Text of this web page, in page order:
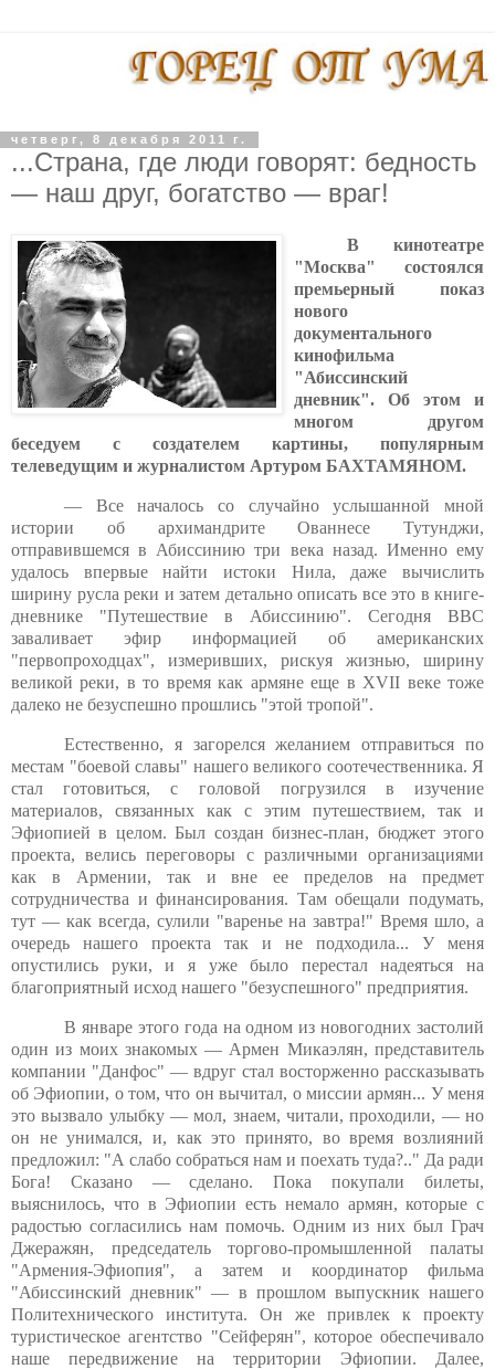
четверг, 8 декабря 2011 г.
...Страна, где люди говорят: бедность
— наш друг, богатство — враг!
В кинотеатре
"Москва" состоялся
премьерный показ
нового
документального
кинофильма
"Абиссинский
дневник". Об этом и
многом другом
беседуем с создателем картины, популярным
телеведущим и журналистом Артуром БАХТАМЯНОМ.
— Все началось со случайно услышанной мной
истории об архимандрите Ованнесе Тутунджи,
отправившемся в Абиссинию три века назад. Именно ему
удалось впервые найти истоки Нила, даже вычислить
ширину русла реки и затем детально описать все это в книге-
дневнике "Путешествие в Абиссинию". Сегодня BBC
заваливает эфир информацией об американских
"первопроходцах", измеривших, рискуя жизнью, ширину
великой реки, в то время как армяне еще в XVII веке тоже
далеко не безуспешно прошлись "этой тропой".
Естественно, я загорелся желанием отправиться по
местам "боевой славы" нашего великого соотечественника. Я
стал готовиться, с головой погрузился в изучение
материалов, связанных как с этим путешествием, так и
Эфиопией в целом. Был создан бизнес-план, бюджет этого
проекта, велись переговоры с различными организациями
как в Армении, так и вне ее пределов на предмет
сотрудничества и финансирования. Там обещали подумать,
тут — как всегда, сулили "варенье на завтра!" Время шло, а
очередь нашего проекта так и не подходила... У меня
опустились руки, и я уже было перестал надеяться на
благоприятный исход нашего "безуспешного" предприятия.
В январе этого года на одном из новогодних застолий
один из моих знакомых — Армен Микаэлян, представитель
компании "Данфос" — вдруг стал восторженно рассказывать
об Эфиопии, о том, что он вычитал, о миссии армян... У меня
это вызвало улыбку — мол, знаем, читали, проходили, — но
он не унимался, и, как это принято, во время возлияний
предложил: "А слабо собраться нам и поехать туда?.." Да ради
Бога! Сказано — сделано. Пока покупали билеты,
выяснилось, что в Эфиопии есть немало армян, которые с
радостью согласились нам помочь. Одним из них был Грач
Джеражян, председатель торгово-промышленной палаты
"Армения-Эфиопия", а затем и координатор фильма
"Абиссинский дневник" — в прошлом выпускник нашего
Политехнического института. Он же привлек к проекту
туристическое агентство "Сейферян", которое обеспечивало
наше передвижение на территории Эфиопии. Далее,